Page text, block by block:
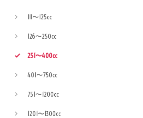
111〜125cc
126〜250cc
251〜400cc
401〜750cc
751〜1200cc
1201〜1300cc